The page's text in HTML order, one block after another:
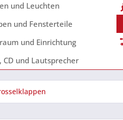
und Leuchten
und Fensterteile
und Einrichtung
CD und Lautsprecher